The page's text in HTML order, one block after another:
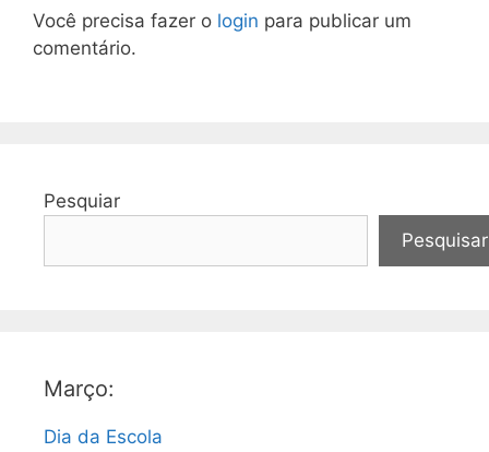
Você precisa fazer o login para publicar um
comentário.
Pesquiar
Pesquisar
Março:
Dia da Escola